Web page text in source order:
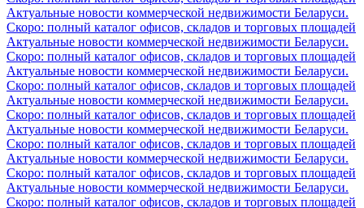
Актуальные новости коммерческой недвижимости Беларуси.
Скоро: полный каталог офисов, складов и торговых площадей
Актуальные новости коммерческой недвижимости Беларуси.
Скоро: полный каталог офисов, складов и торговых площадей
Актуальные новости коммерческой недвижимости Беларуси.
Скоро: полный каталог офисов, складов и торговых площадей
Актуальные новости коммерческой недвижимости Беларуси.
Скоро: полный каталог офисов, складов и торговых площадей
Актуальные новости коммерческой недвижимости Беларуси.
Скоро: полный каталог офисов, складов и торговых площадей
Актуальные новости коммерческой недвижимости Беларуси.
Скоро: полный каталог офисов, складов и торговых площадей
Актуальные новости коммерческой недвижимости Беларуси.
Скоро: полный каталог офисов, складов и торговых площадей